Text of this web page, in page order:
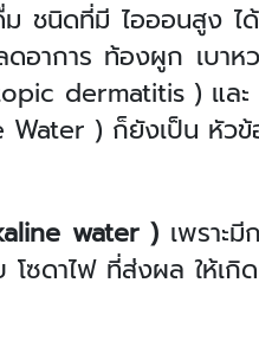
ชนิดที่มี ไอออนสูง ไ
ลดอาการ ท้องผูก เ
dermatitis ) และ
) ก็ยังเป็น หัวข้
water ) เพราะ
ซดาไฟ ที่ส่งผล ให้เ